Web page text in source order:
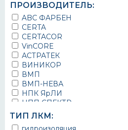
ПРОИЗВОДИТЕЛЬ:
ABC ФАРБЕН
CERTA
CERTACOR
VinCORE
АСТРАТЕК
ВИНИКОР
ВМП
ВМП-НЕВА
НПК ЯрЛИ
НПП СПЕКТР
НПФ ЭМАЛЬ
ТЕРМА
ТИП ЛКМ: